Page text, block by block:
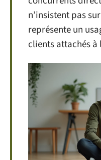
n’insistent pas
représente un
clients attachés